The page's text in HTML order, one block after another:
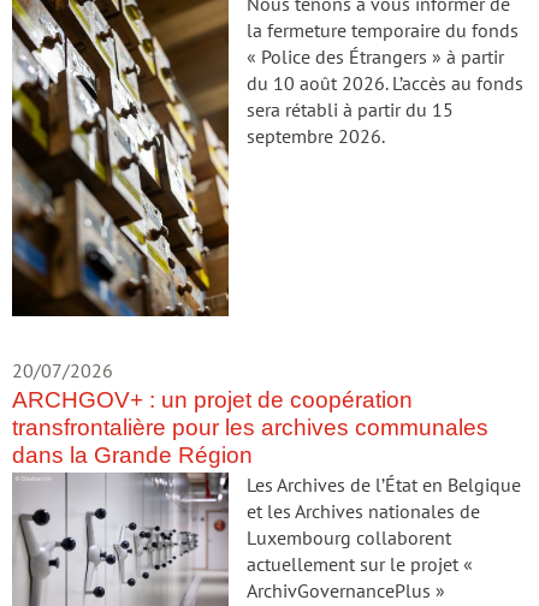
Nous tenons à vous informer de
la fermeture temporaire du fonds
« Police des Étrangers » à partir
du 10 août 2026. L’accès au fonds
sera rétabli à partir du 15
septembre 2026.
ARCHGOV+ : un projet de coopération
transfrontalière pour les archives communales
dans la Grande Région
20/07/2026
Les Archives de l’État en Belgique
et les Archives nationales de
Luxembourg collaborent
actuellement sur le projet «
ArchivGovernancePlus »